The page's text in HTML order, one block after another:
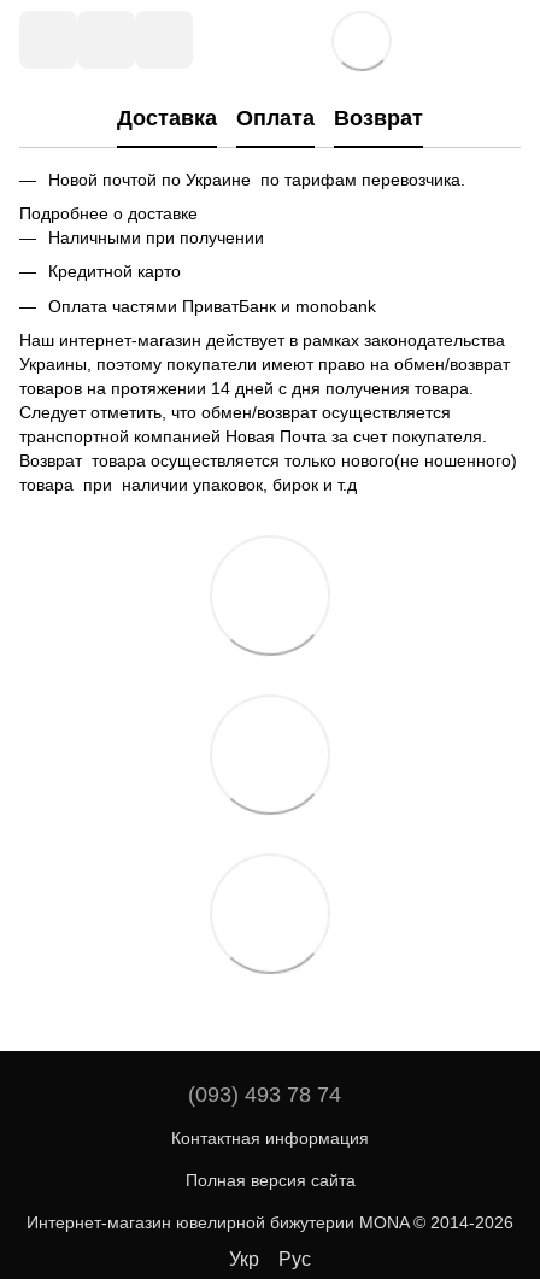
Доставка Оплата Возврат
Новой почтой по Украине по тарифам перевозчика.
Подробнее о доставке
Наличными при получении
Кредитной карто
Оплата частями ПриватБанк и monobank
Наш интернет-магазин действует в рамках законодательства
Украины, поэтому покупатели имеют право на обмен/возврат
товаров на протяжении 14 дней с дня получения товара.
Следует отметить, что обмен/возврат осуществляется
транспортной компанией Новая Почта за счет покупателя.
Возврат товара осуществляется только нового(не ношенного)
товара при наличии упаковок, бирок и т.д
(093) 493 78 74
Контактная информация
Полная версия сайта
Интернет-магазин ювелирной бижутерии MONA © 2014-2026
Укр Рус